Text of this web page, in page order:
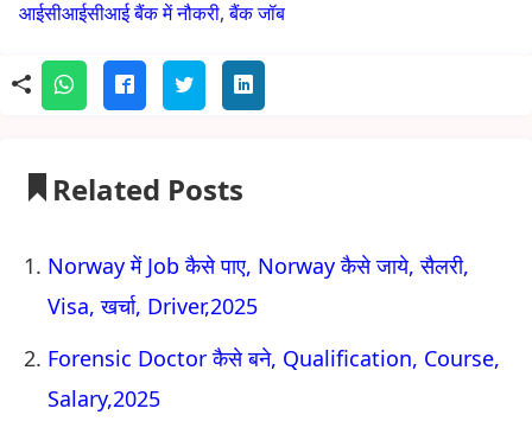
आईसीआईसीआई बैंक में नौकरी,बैंक जॉब
Related Posts
Norway में Job कैसे पाए, Norway कैसे जाये, सैलरी,
Visa, खर्चा, Driver,2025
Forensic Doctor कैसे बने, Qualification, Course,
Salary,2025